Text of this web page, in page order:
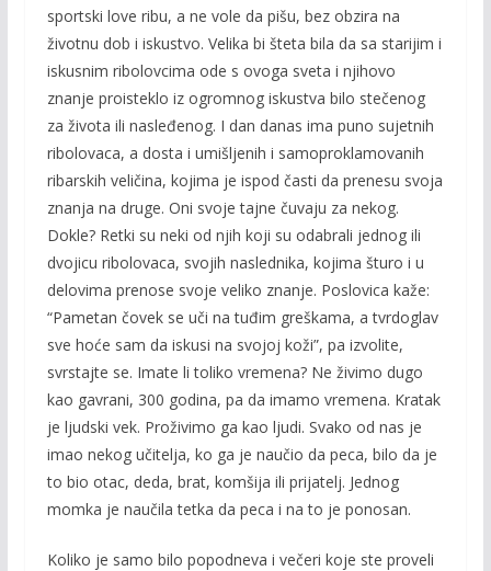
sportski love ribu, a ne vole da pišu, bez obzira na
životnu dob i iskustvo. Velika bi šteta bila da sa starijim i
iskusnim ribolovcima ode s ovoga sveta i njihovo
znanje proisteklo iz ogromnog iskustva bilo stečenog
za života ili nasleđenog. I dan danas ima puno sujetnih
ribolovaca, a dosta i umišljenih i samoproklamovanih
ribarskih veličina, kojima je ispod časti da prenesu svoja
znanja na druge. Oni svoje tajne čuvaju za nekog.
Dokle? Retki su neki od njih koji su odabrali jednog ili
dvojicu ribolovaca, svojih naslednika, kojima šturo i u
delovima prenose svoje veliko znanje. Poslovica kaže:
“Pametan čovek se uči na tuđim greškama, a tvrdoglav
sve hoće sam da iskusi na svojoj koži”, pa izvolite,
svrstajte se. Imate li toliko vremena? Ne živimo dugo
kao gavrani, 300 godina, pa da imamo vremena. Kratak
je ljudski vek. Proživimo ga kao ljudi. Svako od nas je
imao nekog učitelja, ko ga je naučio da peca, bilo da je
to bio otac, deda, brat, komšija ili prijatelj. Jednog
momka je naučila tetka da peca i na to je ponosan.
Koliko je samo bilo popodneva i večeri koje ste proveli